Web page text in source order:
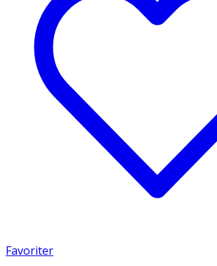
Favoriter